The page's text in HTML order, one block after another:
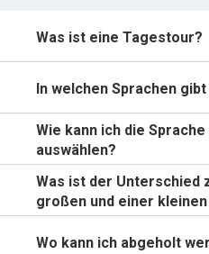
Was ist eine Tagestour?
In welchen Sprachen
Wie kann ich die
auswählen?
Was ist der Unterschied
großen und einer kleinen
Wo kann ich abgeholt